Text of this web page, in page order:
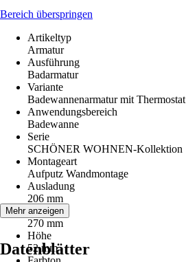
Bereich überspringen
Artikeltyp
Armatur
Ausführung
Badarmatur
Variante
Badewannenarmatur mit Thermostat
Anwendungsbereich
Badewanne
Serie
SCHÖNER WOHNEN-Kollektion
Montageart
Aufputz Wandmontage
Ausladung
206 mm
Breite
270 mm
Höhe
52 mm
Mehr anzeigen
Datenblätter